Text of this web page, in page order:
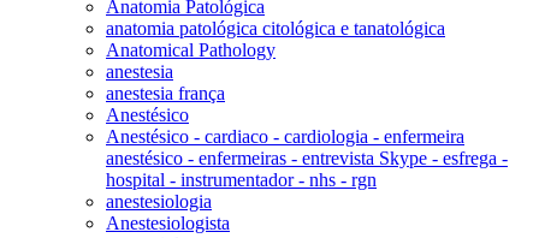
Anatomia Patológica
anatomia patológica citológica e tanatológica
Anatomical Pathology
anestesia
anestesia frança
Anestésico
Anestésico - cardiaco - cardiologia - enfermeira
anestésico - enfermeiras - entrevista Skype - esfrega -
hospital - instrumentador - nhs - rgn
anestesiologia
Anestesiologista